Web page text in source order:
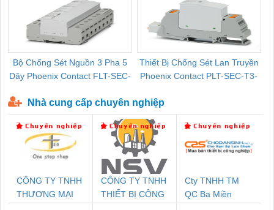
Bộ Chống Sét Nguồn 3 Pha 5
Dây Phoenix Contact FLT-SEC-
Thiết Bị Chống Sét Lan Truyền
Phoenix Contact PLT-SEC-T3-
Nhà cung cấp chuyên nghiệp
CÔNG TY TNHH
THƯƠNG MẠI
CÔNG TY TNHH
THIẾT BỊ CÔNG
Cty TNHH TM
QC Ba Miền